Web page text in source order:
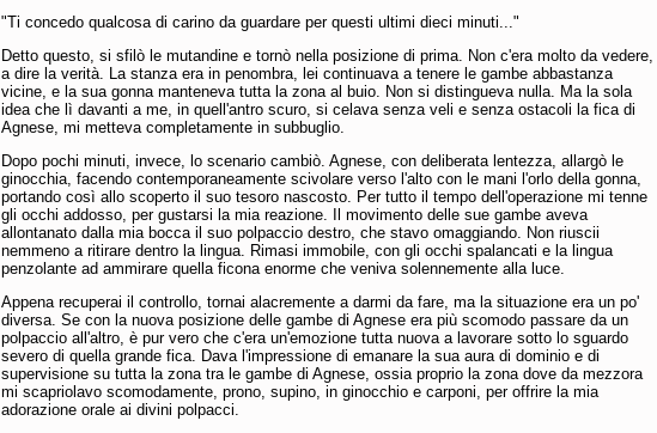
"Ti concedo qualcosa di carino da guardare per questi ultimi dieci minuti..."
Detto questo, si sfilò le mutandine e tornò nella posizione di prima. Non c'era molto da vedere,
a dire la verità. La stanza era in penombra, lei continuava a tenere le gambe abbastanza
vicine, e la sua gonna manteneva tutta la zona al buio. Non si distingueva nulla. Ma la sola
idea che lì davanti a me, in quell'antro scuro, si celava senza veli e senza ostacoli la fica di
Agnese, mi metteva completamente in subbuglio.
Dopo pochi minuti, invece, lo scenario cambiò. Agnese, con deliberata lentezza, allargò le
ginocchia, facendo contemporaneamente scivolare verso l'alto con le mani l'orlo della gonna,
portando così allo scoperto il suo tesoro nascosto. Per tutto il tempo dell'operazione mi tenne
gli occhi addosso, per gustarsi la mia reazione. Il movimento delle sue gambe aveva
allontanato dalla mia bocca il suo polpaccio destro, che stavo omaggiando. Non riuscii
nemmeno a ritirare dentro la lingua. Rimasi immobile, con gli occhi spalancati e la lingua
penzolante ad ammirare quella ficona enorme che veniva solennemente alla luce.
Appena recuperai il controllo, tornai alacremente a darmi da fare, ma la situazione era un po'
diversa. Se con la nuova posizione delle gambe di Agnese era più scomodo passare da un
polpaccio all'altro, è pur vero che c'era un'emozione tutta nuova a lavorare sotto lo sguardo
severo di quella grande fica. Dava l'impressione di emanare la sua aura di dominio e di
supervisione su tutta la zona tra le gambe di Agnese, ossia proprio la zona dove da mezzora
mi scapriolavo scomodamente, prono, supino, in ginocchio e carponi, per offrire la mia
adorazione orale ai divini polpacci.